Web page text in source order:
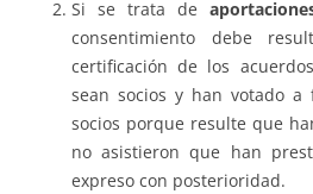
Si se trata de
consentimiento debe
certificación de los
sean socios y han votado
socios porque resulte que
no asistieron que han
expreso con posterioridad.